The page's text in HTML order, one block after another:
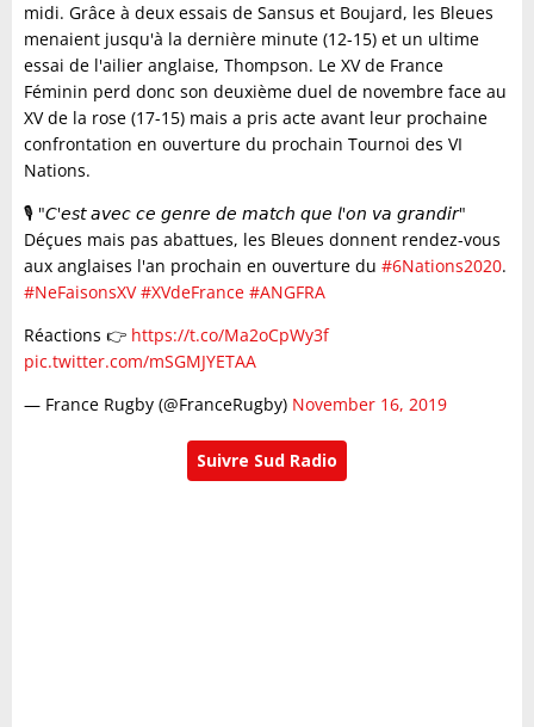
midi. Grâce à deux essais de Sansus et Boujard, les Bleues
menaient jusqu'à la dernière minute (12-15) et un ultime
essai de l'ailier anglaise, Thompson. Le XV de France
Féminin perd donc son deuxième duel de novembre face au
XV de la rose (17-15) mais a pris acte avant leur prochaine
confrontation en ouverture du prochain Tournoi des VI
Nations.
🎙️ "𝘊'𝘦𝘴𝘵 𝘢𝘷𝘦𝘤 𝘤𝘦 𝘨𝘦𝘯𝘳𝘦 𝘥𝘦 𝘮𝘢𝘵𝘤𝘩 𝘲𝘶𝘦 𝘭'𝘰𝘯 𝘷𝘢 𝘨𝘳𝘢𝘯𝘥𝘪𝘳"
Déçues mais pas abattues, les Bleues donnent rendez-vous
aux anglaises l'an prochain en ouverture du #6Nations2020.
#NeFaisonsXV #XVdeFrance #ANGFRA
Réactions 👉 https://t.co/Ma2oCpWy3f
pic.twitter.com/mSGMJYETAA
— France Rugby (@FranceRugby) November 16, 2019
Suivre Sud Radio